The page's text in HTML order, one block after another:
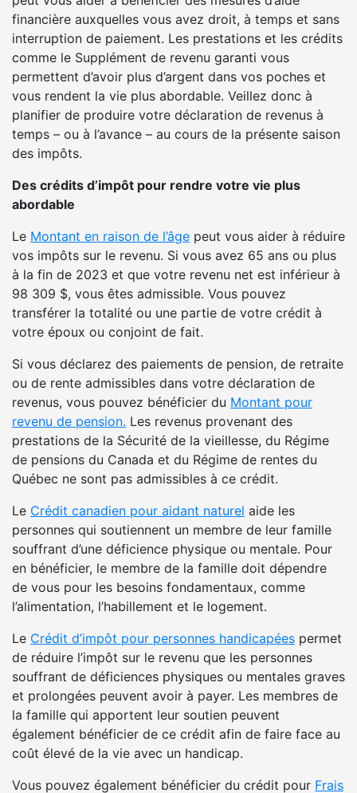
financière auxquelles vous avez droit, à temps et sans
interruption de paiement. Les prestations et les crédits
comme le Supplément de revenu garanti vous
permettent d’avoir plus d’argent dans vos poches et
vous rendent la vie plus abordable. Veillez donc à
planifier de produire votre déclaration de revenus à
temps – ou à l’avance – au cours de la présente saison
des impôts.
Des crédits d’impôt pour rendre votre vie plus
abordable
Le Montant en raison de l’âge peut vous aider à réduire
vos impôts sur le revenu. Si vous avez 65 ans ou plus
à la fin de 2023 et que votre revenu net est inférieur à
98 309 $, vous êtes admissible. Vous pouvez
transférer la totalité ou une partie de votre crédit à
votre époux ou conjoint de fait.
Si vous déclarez des paiements de pension, de retraite
ou de rente admissibles dans votre déclaration de
revenus, vous pouvez bénéficier du Montant pour
revenu de pension. Les revenus provenant des
prestations de la Sécurité de la vieillesse, du Régime
de pensions du Canada et du Régime de rentes du
Québec ne sont pas admissibles à ce crédit.
Le Crédit canadien pour aidant naturel aide les
personnes qui soutiennent un membre de leur famille
souffrant d’une déficience physique ou mentale. Pour
en bénéficier, le membre de la famille doit dépendre
de vous pour les besoins fondamentaux, comme
l’alimentation, l’habillement et le logement.
Le Crédit d’impôt pour personnes handicapées permet
de réduire l’impôt sur le revenu que les personnes
souffrant de déficiences physiques ou mentales graves
et prolongées peuvent avoir à payer. Les membres de
la famille qui apportent leur soutien peuvent
également bénéficier de ce crédit afin de faire face au
coût élevé de la vie avec un handicap.
Vous pouvez également bénéficier du crédit pour Frais